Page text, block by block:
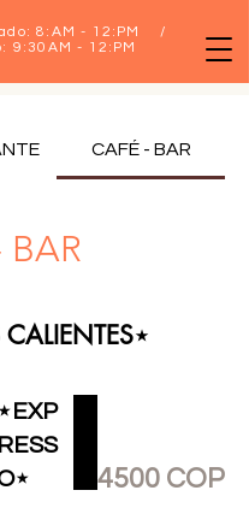
8:AM - 12:PM /
9:30AM - 12:PM
CAFÉ - BAR
BAR
CALIENTES⋆
⋆EXP
RESS
4500 COP